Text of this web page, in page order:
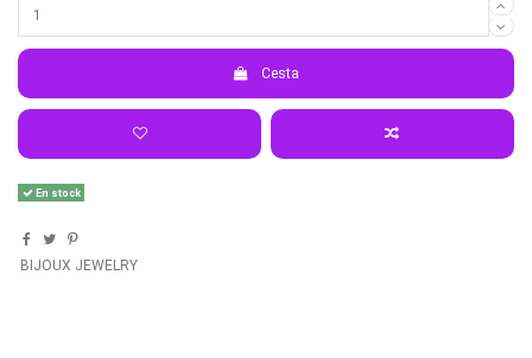
Cesta
En stock
BIJOUX JEWELRY